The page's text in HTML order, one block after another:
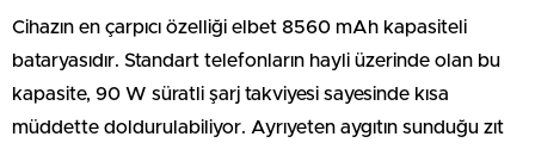
Cihazın en çarpıcı özelliği elbet 8560 mAh kapasiteli
bataryasıdır. Standart telefonların hayli üzerinde olan bu
kapasite, 90 W süratli şarj takviyesi sayesinde kısa
müddette doldurulabiliyor. Ayrıyeten aygıtın sunduğu zıt